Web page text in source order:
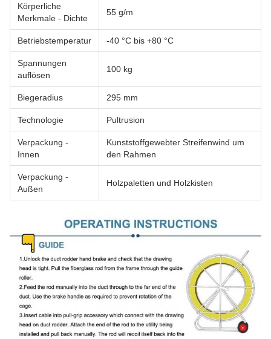
Körperliche
Merkmale - Dichte
55 g/m
Betriebstemperatur -40 °C bis +80 °C
Spannungen
auflösen
100 kg
Biegeradius 295 mm
Technologie Pultrusion
Verpackung -
Innen
Kunststoffgewebter Streifenwind um
den Rahmen
Verpackung -
Außen
Holzpaletten und Holzkisten